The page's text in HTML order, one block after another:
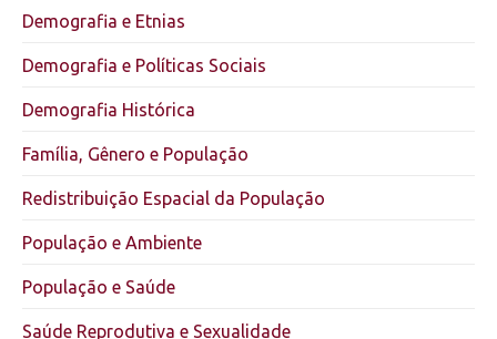
Demografia e Etnias
Demografia e Políticas Sociais
Demografia Histórica
Família, Gênero e População
Redistribuição Espacial da População
População e Ambiente
População e Saúde
Saúde Reprodutiva e Sexualidade